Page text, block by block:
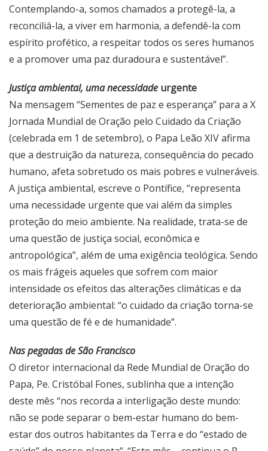
Contemplando-a, somos chamados a protegê-la, a
reconciliá-la, a viver em harmonia, a defendê-la com
espírito profético, a respeitar todos os seres humanos
e a promover uma paz duradoura e sustentável”.
Justiça ambiental, uma necessidade urgente
Na mensagem “Sementes de paz e esperança” para a X
Jornada Mundial de Oração pelo Cuidado da Criação
(celebrada em 1 de setembro), o Papa Leão XIV afirma
que a destruição da natureza, consequência do pecado
humano, afeta sobretudo os mais pobres e vulneráveis.
A justiça ambiental, escreve o Pontífice, “representa
uma necessidade urgente que vai além da simples
proteção do meio ambiente. Na realidade, trata-se de
uma questão de justiça social, econômica e
antropológica”, além de uma exigência teológica. Sendo
os mais frágeis aqueles que sofrem com maior
intensidade os efeitos das alterações climáticas e da
deterioração ambiental: “o cuidado da criação torna-se
uma questão de fé e de humanidade”.
Nas pegadas de São Francisco
O diretor internacional da Rede Mundial de Oração do
Papa, Pe. Cristóbal Fones, sublinha que a intenção
deste mês “nos recorda a interligação deste mundo:
não se pode separar o bem-estar humano do bem-
estar dos outros habitantes da Terra e do “estado de